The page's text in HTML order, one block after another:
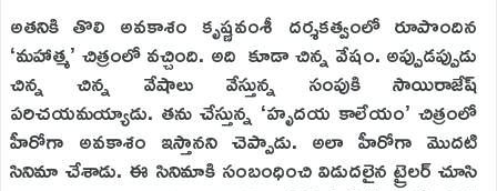
అతనికి తొలి అవకాశం కృష్ణవంశీ దర్శకత్వంలో రూపొందిన
‘మహాత్మ’ చిత్రంలో వచ్చింది. అది కూడా చిన్న వేషం. అప్పుడప్పుడు
చిన్న చిన్న వేషాలు వేస్తున్న సంపుకి సాయిరాజేష్‌
పరిచయమయ్యాడు. తను చేస్తున్న ‘హృదయ కాలేయం’ చిత్రంలో
హీరోగా అవకాశం ఇస్తానని చెప్పాడు. అలా హీరోగా మొదటి
సినిమా చేశాడు. ఈ సినిమాకి సంబంధించి విడుదలైన ట్రైలర్‌ చూసి